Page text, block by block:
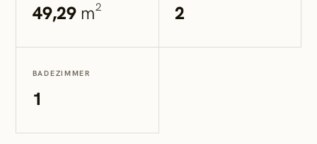
49,29 m² 2
BADEZIMMER
1